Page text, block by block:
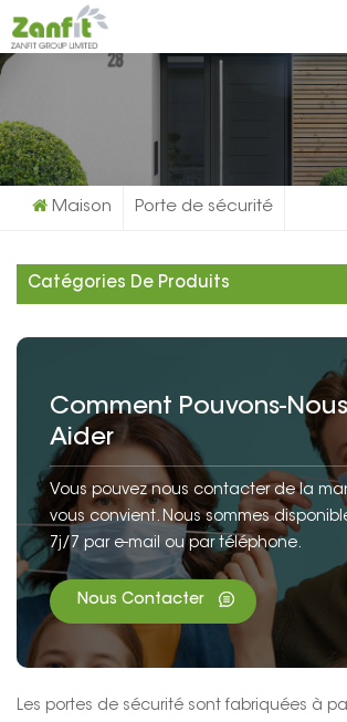
Maison Porte de sécurité
Catégories De Produits
Comment Pouvons-
Aider
Vous pouvez nous contacter de la
vous convient. Nous sommes
7j/7 par e-mail ou par téléphone.
Nous Contacter
Les portes de sécurité sont fabriquées à